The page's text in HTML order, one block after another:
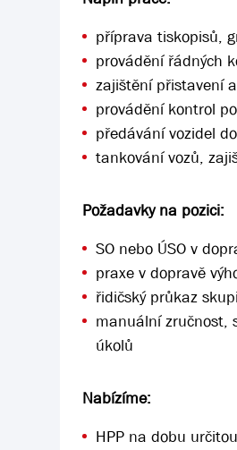
příprava tiskopisů,
provádění řádných
zajištění přistavení
provádění kontrol
předávání vozidel
tankování vozů,
Požadavky na pozici:
SO nebo ÚSO v
praxe v dopravě
řidičský průkaz
manuální zručnost,
úkolů
Nabízíme:
HPP na dobu